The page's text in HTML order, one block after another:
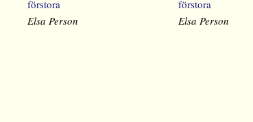
Elsa Person Elsa Person